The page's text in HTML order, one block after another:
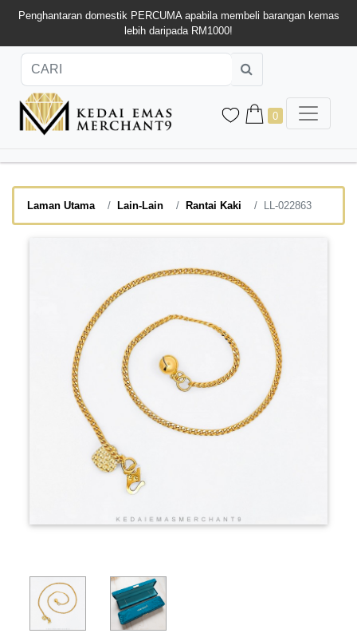
Penghantaran domestik PERCUMA apabila membeli barangan kemas
lebih daripada RM1000!
0
Laman Utama Lain-Lain Rantai Kaki LL-022863